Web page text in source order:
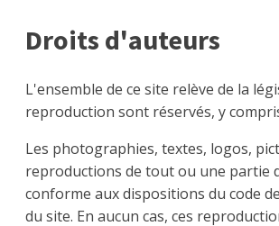
Droits d'auteurs
L'ensemble de ce site relève de la
reproduction sont réservés, y
Les photographies, textes, logos,
reproductions de tout ou une partie
conforme aux dispositions du code
du site. En aucun cas, ces